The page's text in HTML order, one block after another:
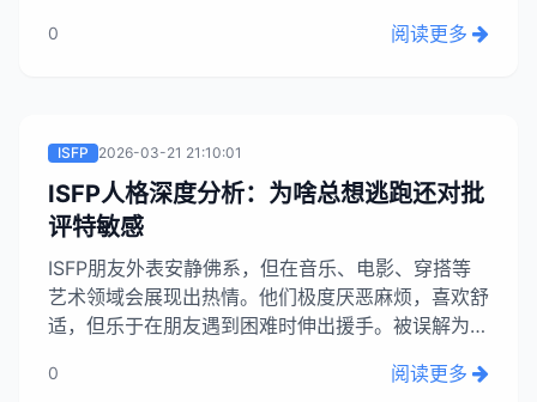
ISFP形象，可能只是你手机相册里的一张云彩照
0 阅读更多
ISFP 2026-03-21 21:10:01
ISFP人格深度分析：为啥总想逃跑还对批
评特敏感
ISFP朋友外表安静佛系，但在音乐、电影、穿搭等
艺术领域会展现出热情。他们极度厌恶麻烦，喜欢舒
适，但乐于在朋友遇到困难时伸出援手。被误解为高
非不喜欢社交，更享受与知心好友的安静相处。他们
0 阅读更多